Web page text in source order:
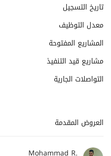
تاريخ التسجيل
معدل التوظيف
المشاريع المفتوحة
مشاريع قيد التنفيذ
التواصلات الجارية
العروض المقدمة
Mohammad R.